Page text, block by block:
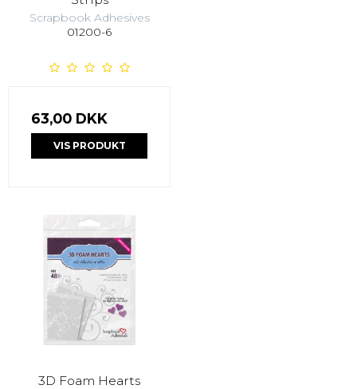
Scrapbook Adhesives
01200-6
63,00 DKK
VIS PRODUKT
3D Foam Hearts